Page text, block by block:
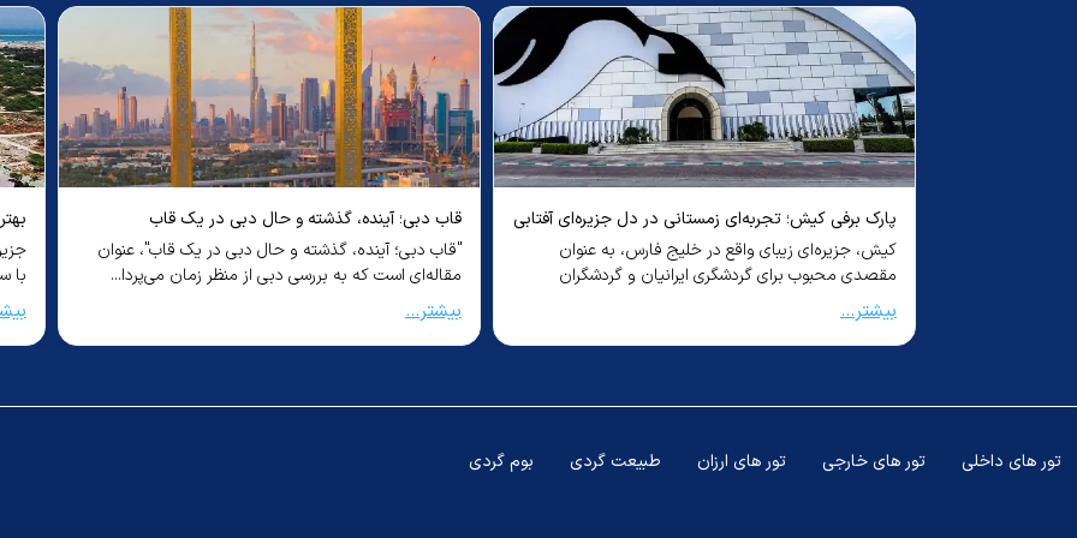
هتل lebua at state tower
هتل de bangkok
هتل the twin towers
پارک برفی کیش؛ تجربه‌ای زمستانی در دل جزیره‌ای آفتابی
کیش، جزیره‌ای زیبای واقع در خلیج فارس، به عنوان
مقصدی محبوب برای گردشگری ایرانیان و گردشگران
خارجی ش...
بیشتر...
قاب دبی؛ آینده، گذشته و حال دبی در یک قاب
"قاب دبی؛ آینده، گذشته و حال دبی در یک قاب"، عنوان
مقاله‌ای است که به بررسی دبی از منظر زمان می‌پردا...
بیشتر...
با
تور های داخلی تور های خارجی تور های ارزان طبیعت گردی بوم گردی